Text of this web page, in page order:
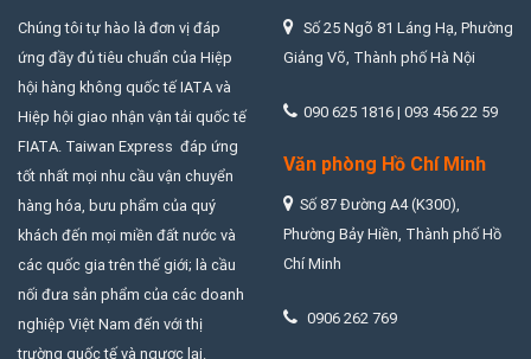
Chúng tôi tự hào là đơn vị đáp
ứng đầy đủ tiêu chuẩn của Hiệp
hội hàng không quốc tế IATA và
Hiệp hội giao nhận vận tải quốc tế
FIATA. Taiwan Express đáp ứng
tốt nhất mọi nhu cầu vận chuyển
hàng hóa, bưu phẩm của quý
khách đến mọi miền đất nước và
các quốc gia trên thế giới; là cầu
nối đưa sản phẩm của các doanh
nghiệp Việt Nam đến với thị
trường quốc tế và ngược lại.
Số 25 Ngõ 81 Láng Hạ, Phường
Giảng Võ, Thành phố Hà Nội
090 625 1816 | 093 456 22 59
Văn phòng Hồ Chí Minh
Số 87 Đường A4 (K300),
Phường Bảy Hiền, Thành phố Hồ
Chí Minh
0906 262 769